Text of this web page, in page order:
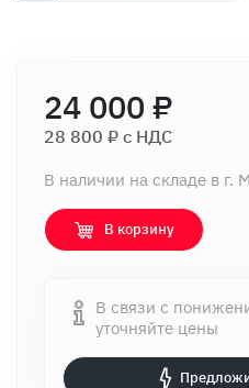
24 000 ₽
28 800 ₽ c НДС
В наличии на складе в г.
В корзину
В связи с
уточняйте цены